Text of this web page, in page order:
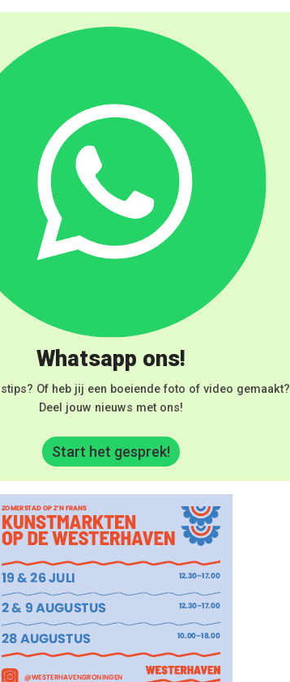
Whatsapp ons!
Of heb jij een boeiende foto of video gemaakt?
Deel jouw nieuws met ons!
Start het gesprek!